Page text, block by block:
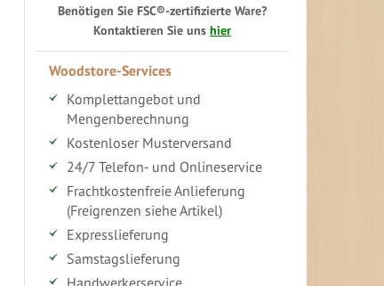
Benötigen Sie FSC®-zertifizierte Ware?
Kontaktieren Sie uns hier
Woodstore-Services
Komplettangebot und
Mengenberechnung
Kostenloser Musterversand
24/7 Telefon- und Onlineservice
Frachtkostenfreie Anlieferung
(Freigrenzen siehe Artikel)
Expresslieferung
Samstagslieferung
Handwerkerservice